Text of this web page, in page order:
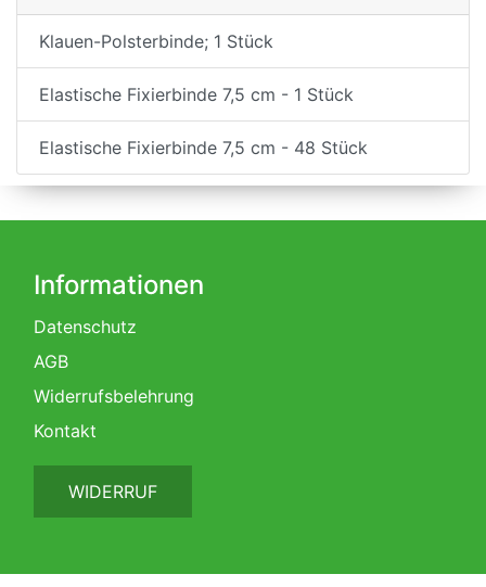
Klauen-Polsterbinde; 1 Stück
Elastische Fixierbinde 7,5 cm - 1 Stück
Elastische Fixierbinde 7,5 cm - 48 Stück
Informationen
Datenschutz
AGB
Widerrufsbelehrung
Kontakt
WIDERRUF